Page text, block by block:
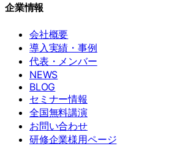
企業情報
会社概要
導入実績・事例
代表・メンバー
NEWS
BLOG
セミナー情報
全国無料講演
お問い合わせ
研修企業様用ページ